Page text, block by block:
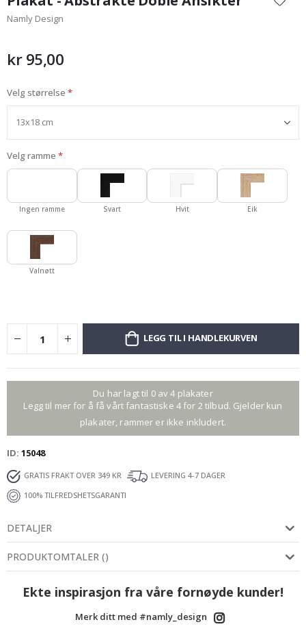
begynnelsen
av
Namly Design
kr 95,00
Velg størrelse
Velg ramme
Ingen ramme Svart Hvit Eik
Valnøtt
LEGG TIL I HANDLEKURVEN
Du har lagt til 0 av 4 plakater
Legg til mer for å få vårt fantastiske 4 for 2 tilbud. Gjelder kun
plakater, rammer er ikke inkludert.
ID 15048
GRATIS FRAKT OVER 349 KR
LEVERING 4-7 DAGER
100% TILFREDSHETSGARANTI
DETALJER
PRODUKTOMTALER ()
Ekte inspirasjon fra våre fornøyde kunder!
Merk ditt med #namly_design